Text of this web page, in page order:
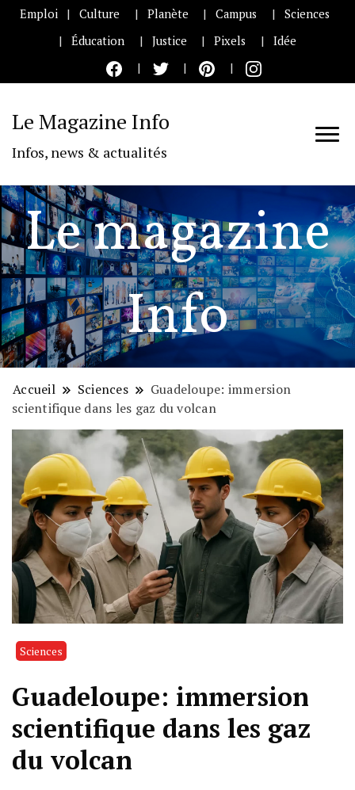
Emploi Culture Planète Campus
Sciences
Éducation
Justice Pixels Idée
Le Magazine Info
Infos, news & actualités
Le magazine
Info
Accueil Sciences
Guadeloupe: immersion
scientifique dans les gaz du volcan
Sciences
Guadeloupe: immersion
scientifique dans les gaz
du volcan